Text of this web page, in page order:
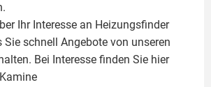
Ihr Interesse an Heizungsfinder
schnell Angebote von unseren
Bei Interesse finden Sie hier
Kamine